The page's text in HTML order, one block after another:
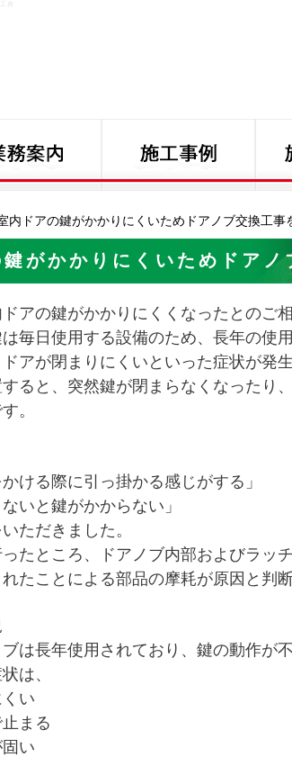
房
内ドアの鍵がかかりにくいためドアノブ交換工事
がかかりにくいためドア
アの鍵がかかりにくくなったとのご
は毎日使用する設備のため、長年の
アが閉まりにくいといった症状が発
ると、突然鍵が閉まらなくなったり
。
かける際に引っ掛かる感じがする」
ないと鍵がかからない」
ただきました。
たところ、ドアノブ内部およびラッ
たことによる部品の摩耗が原因と判
は長年使用されており、鍵の動作が
は、
くい
まる
固い